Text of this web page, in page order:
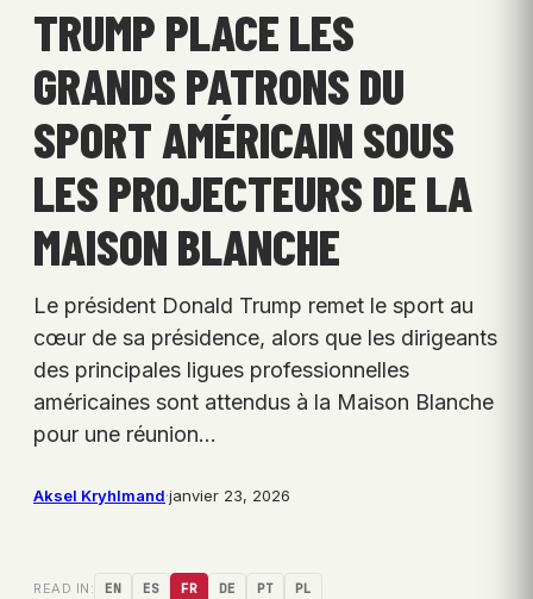
TRUMP PLACE LES
GRANDS PATRONS DU
SPORT AMÉRICAIN SOUS
LES PROJECTEURS DE LA
MAISON BLANCHE
Le président Donald Trump remet le sport au
cœur de sa présidence, alors que les dirigeants
des principales ligues professionnelles
américaines sont attendus à la Maison Blanche
pour une réunion…
Aksel Kryhlmand·janvier 23, 2026
READ IN: EN ES FR DE PT PL